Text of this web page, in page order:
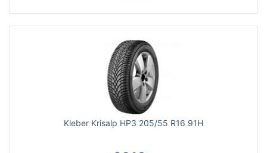
Kleber Krisalp HP3 205/55 R16 91H